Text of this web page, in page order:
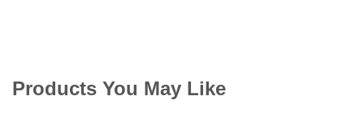
Products You May Like